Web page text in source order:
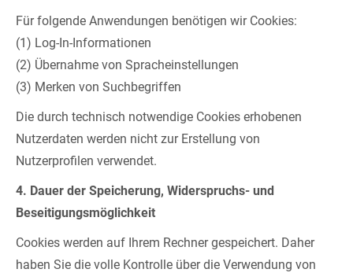
Für folgende Anwendungen benötigen wir Cookies:
(1) Log-In-Informationen
(2) Übernahme von Spracheinstellungen
(3) Merken von Suchbegriffen
Die durch technisch notwendige Cookies erhobenen
Nutzerdaten werden nicht zur Erstellung von
Nutzerprofilen verwendet.
4. Dauer der Speicherung, Widerspruchs- und
Beseitigungsmöglichkeit
Cookies werden auf Ihrem Rechner gespeichert. Daher
haben Sie die volle Kontrolle über die Verwendung von